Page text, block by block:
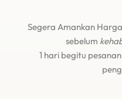
Segera Amankan Harga
sebelum
1 hari begitu